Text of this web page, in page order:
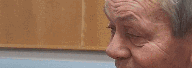
Exporter les lignes sélectionnées
Exporter toutes les colonnes
Exporter uniquement les colonnes affichées
Menu